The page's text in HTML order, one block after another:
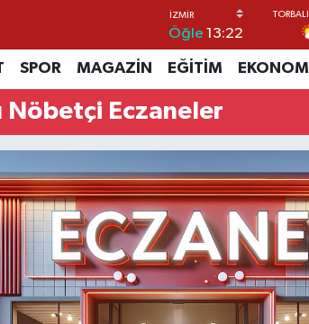
Öğle 13:22
SPOR MAGAZİN EĞİTİM EKONOMİ
Nöbetçi Eczaneler